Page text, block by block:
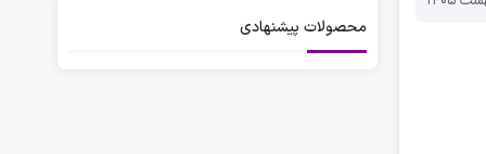
محصولات پیشنهادی